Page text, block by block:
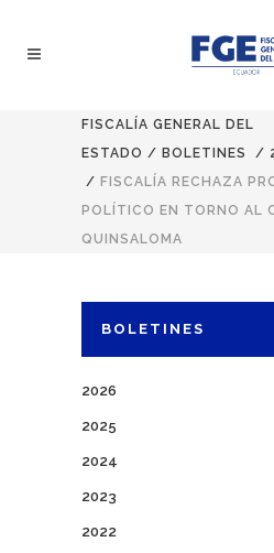
FISCALÍA GENERAL DEL
ESTADO / BOLETINES /
/ FISCALÍA RECHAZA
POLÍTICO EN TORNO AL
QUINSALOMA
BOLETINES
2026
2025
2024
2023
2022